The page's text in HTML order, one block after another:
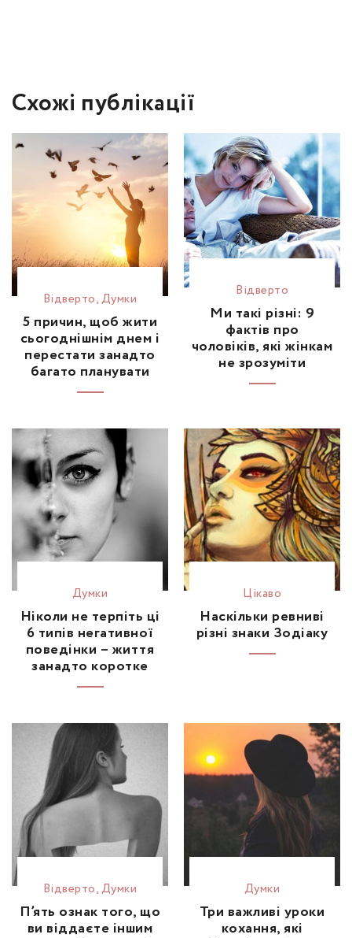
Схожі публікації
Відвертo,Думки
5 причин, щоб жити
сьогоднішнім днем і
перестати занадто
багато планувати
Відвертo
Ми такі різні: 9
фактів про
чоловіків, які жінкам
не зрозуміти
Думки
Ніколи не терпіть ці
6 типів негативної
поведінки – життя
занадто коротке
Цікаво
Наскільки ревниві
різні знаки Зодіаку
Відвертo,Думки
П’ять ознак того, що
ви віддаєте іншим
Думки
Три важливі уроки
кохання, які